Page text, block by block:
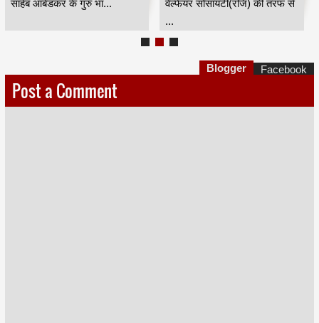
साहेब आंबेडकर के गुरु भा...
वेल्फेयर सोसायटी(रजि) की तरफ से
...
Post a Comment
Blogger Facebook